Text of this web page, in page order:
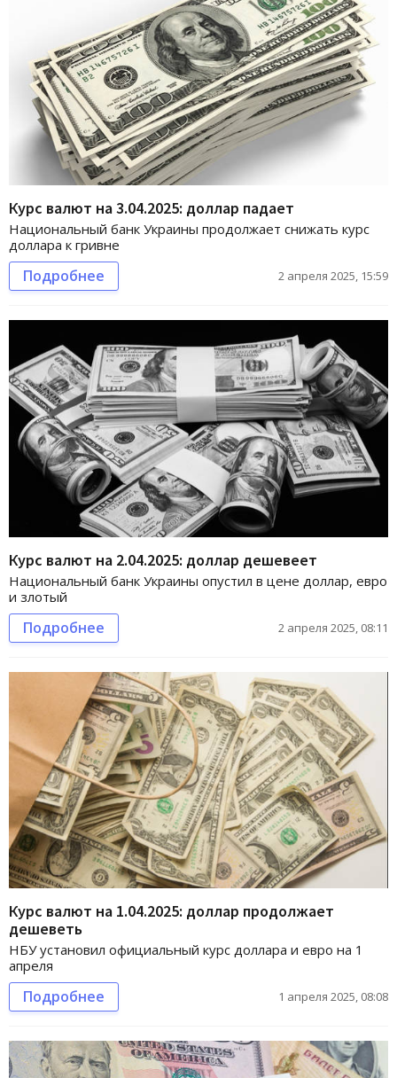
Курс валют на 3.04.2025: доллар падает
Национальный банк Украины продолжает снижать курс
доллара к гривне
Подробнее 2 апреля 2025, 15:59
Курс валют на 2.04.2025: доллар дешевеет
Национальный банк Украины опустил в цене доллар, евро
и злотый
Подробнее 2 апреля 2025, 08:11
Курс валют на 1.04.2025: доллар продолжает
дешеветь
НБУ установил официальный курс доллара и евро на 1
апреля
Подробнее 1 апреля 2025, 08:08